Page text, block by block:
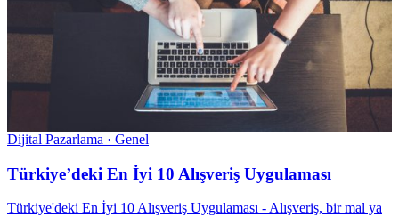
Dijital Pazarlama · Genel
Türkiye’deki En İyi 10 Alışveriş Uygulaması
Türkiye'deki En İyi 10 Alışveriş Uygulaması - Alışveriş, bir mal ya